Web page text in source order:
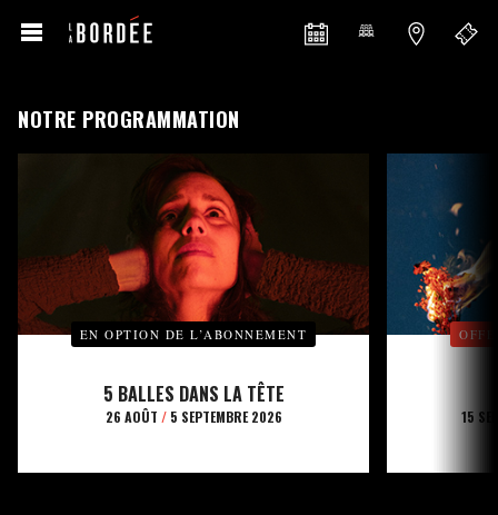
NOTRE PROGRAMMATION
EN OPTION DE L’ABONNEMENT
5 BALLES DANS LA TÊTE
26 AOÛT /5 SEPTEMBRE 2026 15